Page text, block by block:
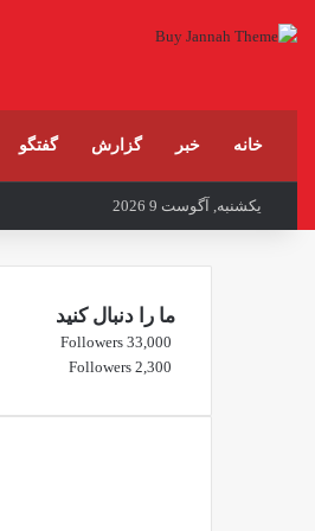
خانه خبر گزارش گفتگو
یکشنبه, آگوست 9 2026
ما را دنبال کنید
33,000
Followers
2,300
Followers